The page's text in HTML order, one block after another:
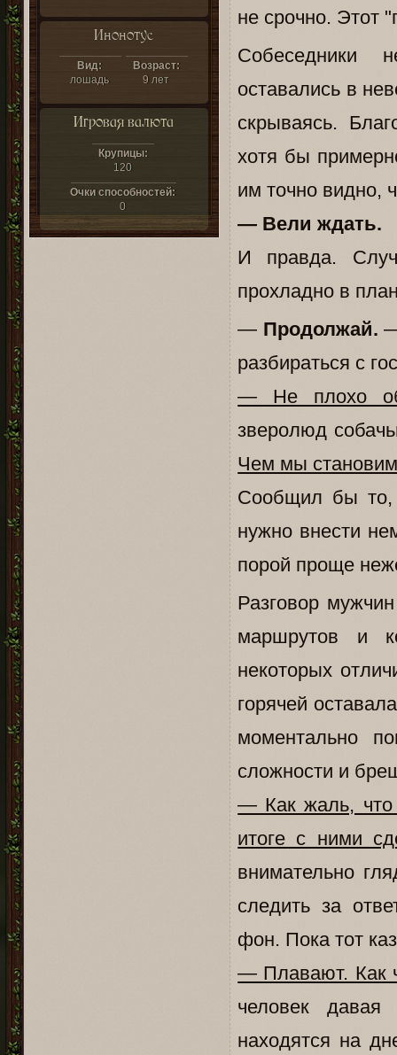
Инонотус
Вид:
лошадь
Возраст:
9 лет
Игровая валюта
Крупицы:
120
Очки способностей:
0
не срочно. Этот
Собеседники
оставались в
скрываясь.
хотя бы
им точно видно,
— Вели ждать.
И правда.
прохладно в
— Продолжай.
разбираться с
— Не плохо
зверолюд
Чем мы
Сообщил бы то,
нужно внести
порой проще
Разговор
маршрутов и
некоторых
горячей
моментально
сложности и
— Как жаль,
итоге с ними
внимательно
следить за
фон. Пока тот
— Плавают. Как
человек
находятся на